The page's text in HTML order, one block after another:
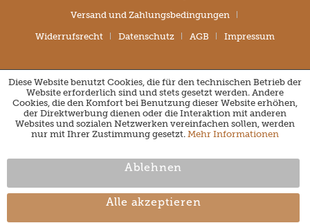
Versand und Zahlungsbedingungen
Widerrufsrecht Datenschutz AGB Impressum
Diese Website benutzt Cookies, die für den technischen Betrieb der
Website erforderlich sind und stets gesetzt werden. Andere
Cookies, die den Komfort bei Benutzung dieser Website erhöhen,
der Direktwerbung dienen oder die Interaktion mit anderen
Websites und sozialen Netzwerken vereinfachen sollen, werden
nur mit Ihrer Zustimmung gesetzt. Mehr Informationen
Ablehnen
Alle akzeptieren